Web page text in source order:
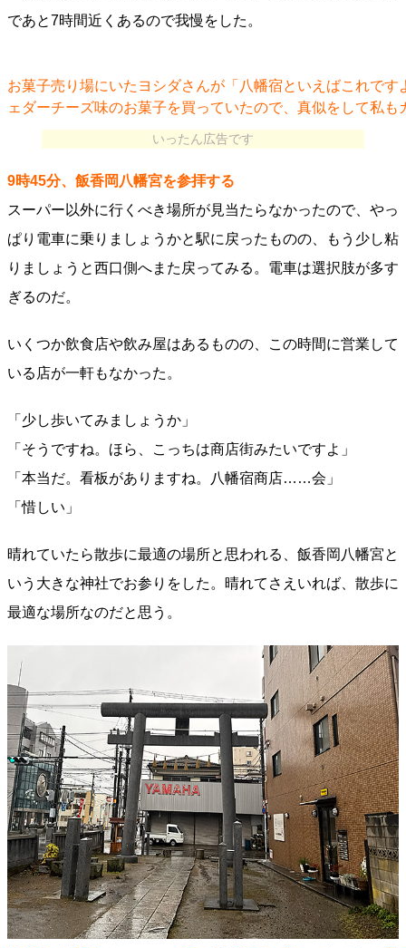
であと7時間近くあるので我慢をした。
お菓子売り場にいたヨシダさんが「八幡宿といえばこれです
ェダーチーズ味のお菓子を買っていたので、真似をして私も
いったん広告です
9時45分、飯香岡八幡宮を参拝する
スーパー以外に行くべき場所が見当たらなかったので、やっ
ぱり電車に乗りましょうかと駅に戻ったものの、もう少し粘
りましょうと西口側へまた戻ってみる。電車は選択肢が多す
ぎるのだ。
いくつか飲食店や飲み屋はあるものの、この時間に営業して
いる店が一軒もなかった。
「少し歩いてみましょうか」
「そうですね。ほら、こっちは商店街みたいですよ」
「本当だ。看板がありますね。八幡宿商店……会」
「惜しい」
晴れていたら散歩に最適の場所と思われる、飯香岡八幡宮と
いう大きな神社でお参りをした。晴れてさえいれば、散歩に
最適な場所なのだと思う。